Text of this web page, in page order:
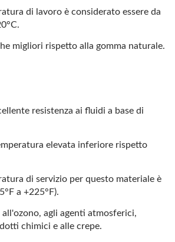
di lavoro è considerato essere da
migliori rispetto alla gomma naturale.
resistenza ai fluidi a base di
elevata inferiore rispetto
di servizio per questo materiale è
a +225°F).
all'ozono, agli agenti atmosferici,
chimici e alle crepe.